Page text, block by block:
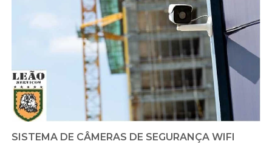
SISTEMA DE CÂMERAS DE SEGURANÇA WIFI